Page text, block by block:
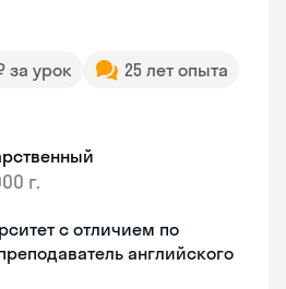
за урок
25 лет опыта
г.
с отличием по
английского